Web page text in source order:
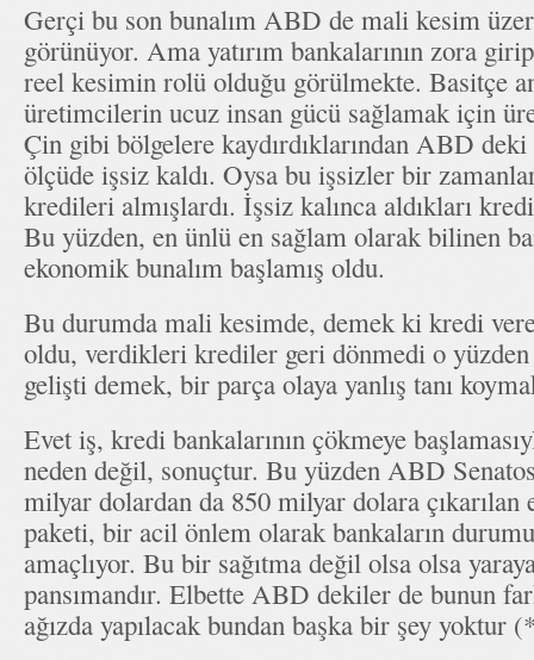
Gerçi bu son bunalım ABD de mali kesim
görünüyor. Ama yatırım bankalarının zora
reel kesimin rolü olduğu görülmekte. Basitçe
üretimcilerin ucuz insan gücü sağlamak için
Çin gibi bölgelere kaydırdıklarından ABD
ölçüde işsiz kaldı. Oysa bu işsizler bir
kredileri almışlardı. İşsiz kalınca aldıkları
Bu yüzden, en ünlü en sağlam olarak bilinen
ekonomik bunalım başlamış oldu.
Bu durumda mali kesimde, demek ki kredi
oldu, verdikleri krediler geri dönmedi o
gelişti demek, bir parça olaya yanlış tanı
Evet iş, kredi bankalarının çökmeye
neden değil, sonuçtur. Bu yüzden ABD
milyar dolardan da 850 milyar dolara
paketi, bir acil önlem olarak bankaların
amaçlıyor. Bu bir sağıtma değil olsa olsa
pansımandır. Elbette ABD dekiler de bunun
ağızda yapılacak bundan başka bir şey yoktur